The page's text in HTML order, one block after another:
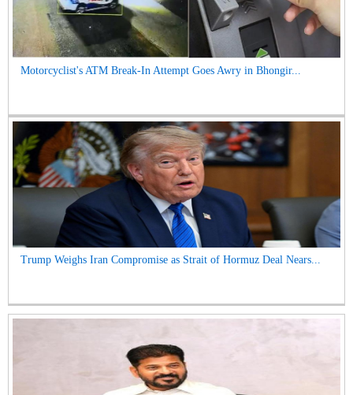
Motorcyclist's ATM Break-In Attempt Goes Awry in Bhongir...
Trump Weighs Iran Compromise as Strait of Hormuz Deal Nears...